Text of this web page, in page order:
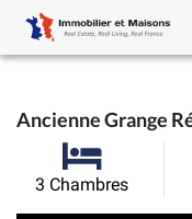
Ancienne Grange
3 Chambres